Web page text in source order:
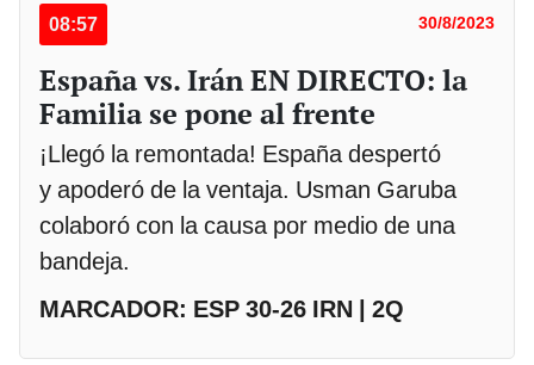
08:57 30/8/2023
España vs. Irán EN DIRECTO: la
Familia se pone al frente
¡Llegó la remontada! España despertó
y apoderó de la ventaja. Usman Garuba
colaboró con la causa por medio de una
bandeja.
MARCADOR: ESP 30-26 IRN | 2Q